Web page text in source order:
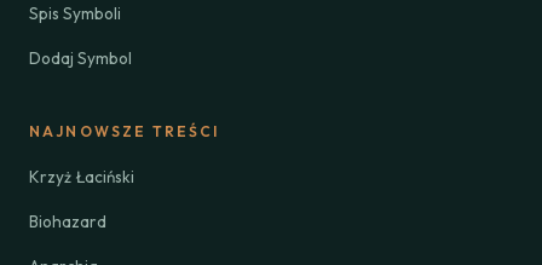
Spis Symboli
Dodaj Symbol
NAJNOWSZE TREŚCI
Krzyż Łaciński
Biohazard